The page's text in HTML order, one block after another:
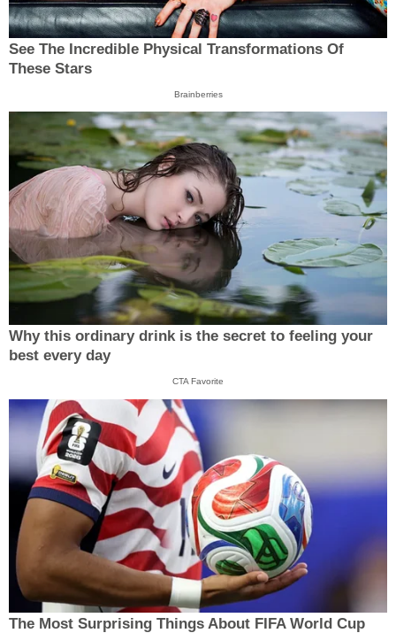
See The Incredible Physical Transformations Of
These Stars
Brainberries
Why this ordinary drink is the secret to feeling your
best every day
CTA Favorite
The Most Surprising Things About FIFA World Cup